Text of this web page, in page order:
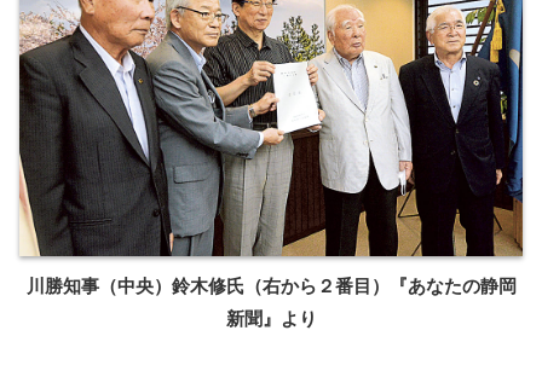
川勝知事（中央）鈴木修氏（右から２番目）『あなたの静岡
新聞』より